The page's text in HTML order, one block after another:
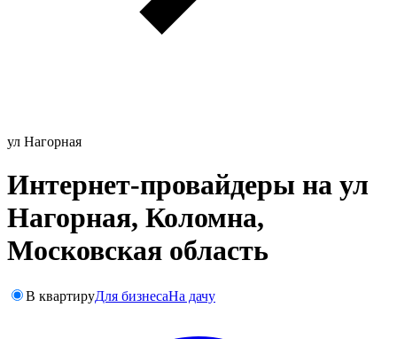
ул Нагорная
Интернет-провайдеры на ул
Нагорная, Коломна,
Московская область
В квартируДля бизнесаНа дачу